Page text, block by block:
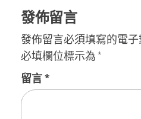
覽
發佈留言
發佈留言必須填寫的電
必填欄位標示為 *
留言*